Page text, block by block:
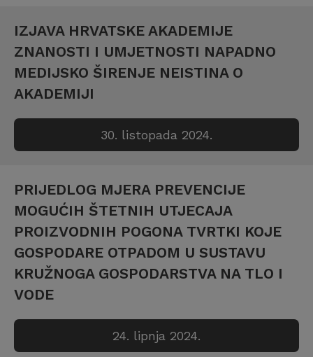
IZJAVA HRVATSKE AKADEMIJE
ZNANOSTI I UMJETNOSTI NAPADNO
MEDIJSKO ŠIRENJE NEISTINA O
AKADEMIJI
30. listopada 2024.
PRIJEDLOG MJERA PREVENCIJE
MOGUĆIH ŠTETNIH UTJECAJA
PROIZVODNIH POGONA TVRTKI KOJE
GOSPODARE OTPADOM U SUSTAVU
KRUŽNOGA GOSPODARSTVA NA TLO I
VODE
24. lipnja 2024.